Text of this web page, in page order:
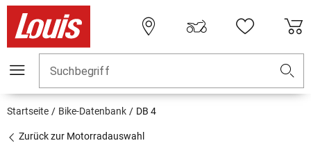
Suchbegriff
Startseite Bike-Datenbank DB 4
Zurück zur Motorradauswahl